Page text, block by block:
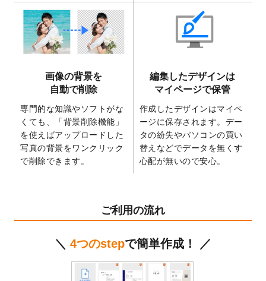
2025/6/9
「背景削除機能
」を実装しました。
2025/4/3
DMのデザインテンプレートを追加しまし
た。
を追加しました。
マスキングテープのデザインテンプレート
を追加しました。
2025/1/15
配置できるデータ形式が増えました。
（pdf、psd、eps、tifに対応）
2024/12/24
2025年版4月始まりのカレンダーデザイン
箔押し年賀状のデザインテンプレート
ステッカーのデザインテンプレート
しました。
2025年巳年の年賀状デザインテンプレート
画像の背景を
自動で削除
専門的な知識やソフトがな
くても、「背景削除機能」
を使えばアップロードした
写真の背景をワンクリック
で削除できます。
編集したデザインは
マイページで保管
作成したデザインはマイペ
ージに保存されます。デー
タの紛失やパソコンの買い
替えなどでデータを無くす
心配が無いので安心。
ご利用の流れ
＼ 4つのstepで簡単作成！ ／